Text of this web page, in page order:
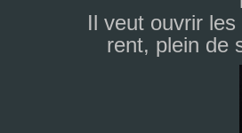
Il veut ouvrir
rent, plein de